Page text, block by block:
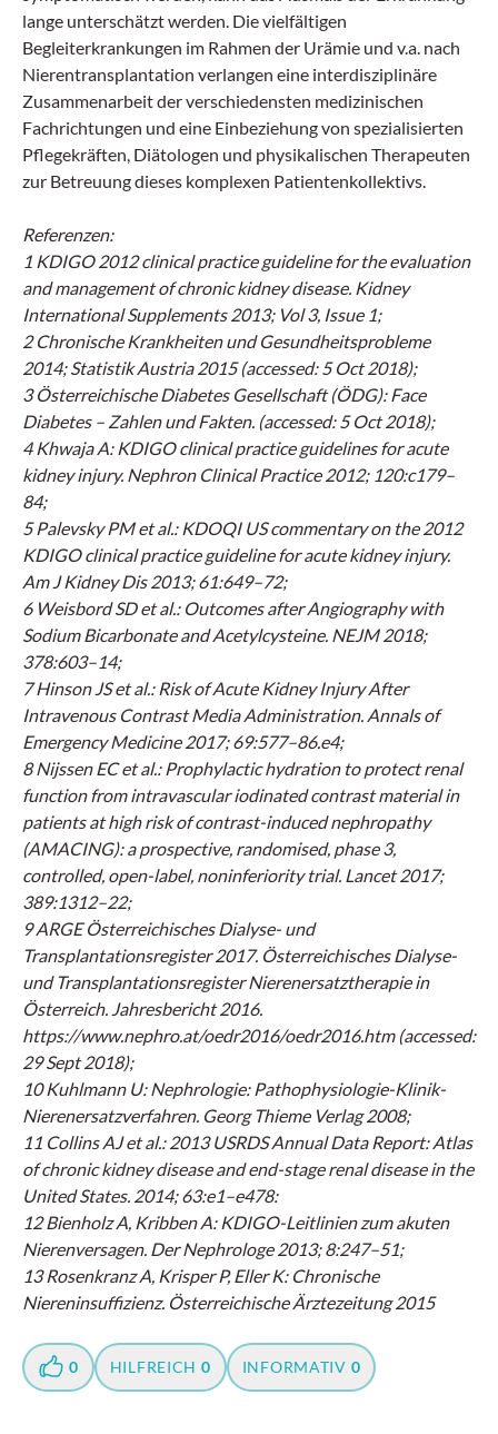
lange unterschätzt werden. Die vielfältigen
Begleiterkrankungen im Rahmen der Urämie und v.a. nach
Nierentransplantation verlangen eine interdisziplinäre
Zusammenarbeit der verschiedensten medizinischen
Fachrichtungen und eine Einbeziehung von spezialisierten
Pflegekräften, Diätologen und physikalischen Therapeuten
zur Betreuung dieses komplexen Patientenkollektivs.
Referenzen:
1 KDIGO 2012 clinical practice guideline for the evaluation
and management of chronic kidney disease. Kidney
International Supplements 2013; Vol 3, Issue 1;
2 Chronische Krankheiten und Gesundheitsprobleme
2014; Statistik Austria 2015 (accessed: 5 Oct 2018);
3 Österreichische Diabetes Gesellschaft (ÖDG): Face
Diabetes – Zahlen und Fakten. (accessed: 5 Oct 2018);
4 Khwaja A: KDIGO clinical practice guidelines for acute
kidney injury. Nephron Clinical Practice 2012; 120:c179–
84;
5 Palevsky PM et al.: KDOQI US commentary on the 2012
KDIGO clinical practice guideline for acute kidney injury.
Am J Kidney Dis 2013; 61:649–72;
6 Weisbord SD et al.: Outcomes after Angiography with
Sodium Bicarbonate and Acetylcysteine. NEJM 2018;
378:603–14;
7 Hinson JS et al.: Risk of Acute Kidney Injury After
Intravenous Contrast Media Administration. Annals of
Emergency Medicine 2017; 69:577–86.e4;
8 Nijssen EC et al.: Prophylactic hydration to protect renal
function from intravascular iodinated contrast material in
patients at high risk of contrast-induced nephropathy
(AMACING): a prospective, randomised, phase 3,
controlled, open-label, noninferiority trial. Lancet 2017;
389:1312–22;
9 ARGE Österreichisches Dialyse- und
Transplantationsregister 2017. Österreichisches Dialyse-
und Transplantationsregister Nierenersatztherapie in
Österreich. Jahresbericht 2016.
https://www.nephro.at/oedr2016/oedr2016.htm (accessed:
29 Sept 2018);
10 Kuhlmann U: Nephrologie: Pathophysiologie-Klinik-
Nierenersatzverfahren. Georg Thieme Verlag 2008;
11 Collins AJ et al.: 2013 USRDS Annual Data Report: Atlas
of chronic kidney disease and end-stage renal disease in the
United States. 2014; 63:e1–e478:
12 Bienholz A, Kribben A: KDIGO-Leitlinien zum akuten
Nierenversagen. Der Nephrologe 2013; 8:247–51;
13 Rosenkranz A, Krisper P, Eller K: Chronische
Niereninsuffizienz. Österreichische Ärztezeitung 2015
0 HILFREICH 0 INFORMATIV 0